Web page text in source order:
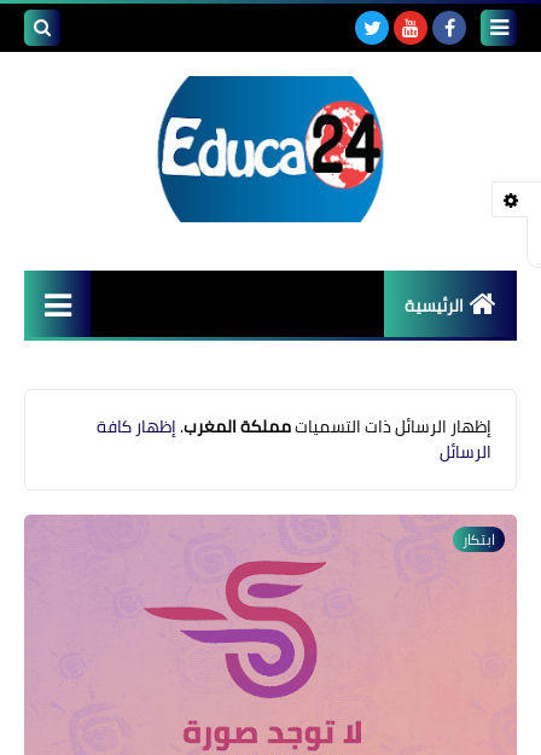
الرئيسية
قضايا تربوية
مشاكل التعليم
منوعات إخبارية
مواضيع تربوية
وثائق تربوية
الشؤون الاجتماعية لأسرة
التعليم
‏إظهار الرسائل ذات التسمياتمملكة المغرب.إظهار كافة
الرسائل
ابتكار